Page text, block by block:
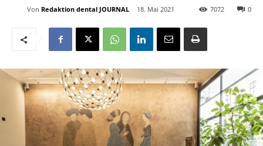
Von Redaktion dental JOURNAL 18. Mai 2021 0
7072